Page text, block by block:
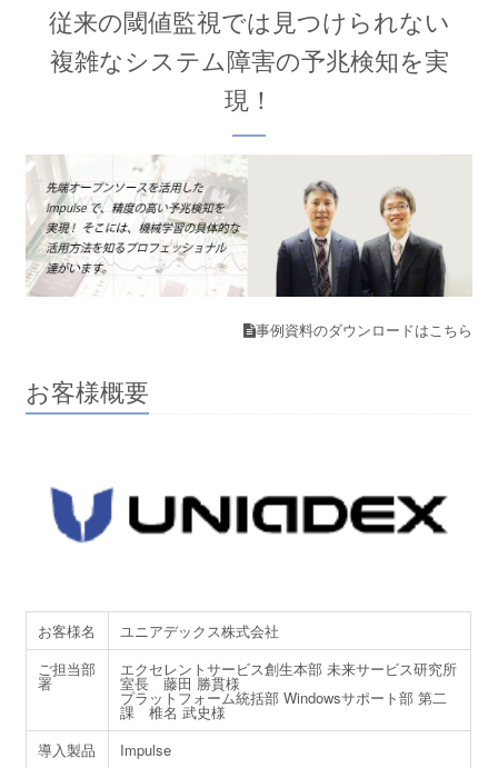
従来の閾値監視では見つけられない
複雑なシステム障害の予兆検知を実
現！
事例資料のダウンロードはこちら
お客様概要
お客様名
ユニアデックス株式会社
ご担当部
署
エクセレントサービス創生本部 未来サービス研究所
室長 藤田 勝貫様
プラットフォーム統括部 Windowsサポート部 第二
課 椎名 武史様
導入製品
Impulse